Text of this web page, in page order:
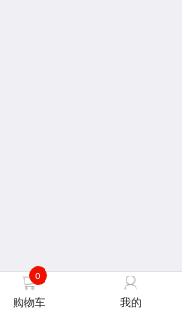
0
购物车 我的